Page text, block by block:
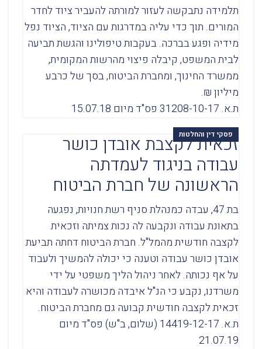
תלמידה נתבקשה לעזור למורתה להעביר ציוד לחדר
המורים. תוך כדי עליה במדרגות עם הציוד, הציוד נפל
מידיה ופגע בברכה. בעקבות טיפולינו והגשת תביעה
לבית המשפט, קיבלה פיצוי מהרשות המקומית,
ממשרד החינוך, ומחברת הביטוח, בסך של כרבע
מיליון ₪.
ת.א. 31208-10-17 פס"ד מיום 15.07.18
פסקי דין והחלטות
זכאית לקצבת אובדן כושר
עבודה בניגוד לעמדתה
הראשונה של חברת הביטוח
בת 47, עבדה כמנהלת סניף רשת חנויות, נפגעה
בתאונת עבודה ונקבעה לה נכות צמיתה וזכאית
לקצבה חודשית מהמל"ל. חברת הביטוח דחתה תביעת
אובדן כושר עבודה וטענה כי יכולה להמשיך ולעבוד
על אף נכותה. לאחר ניהול הליך משפטי על ידי
משרדנו, נקבע כי הנ"ל איבדה מכושרה לעבודה והיא
זכאית לקצבה חודשית קבועה גם מחברת הביטוח.
ת.א. 14419-12-17 (שלום, ב"ש) פס"ד מיום
21.07.19